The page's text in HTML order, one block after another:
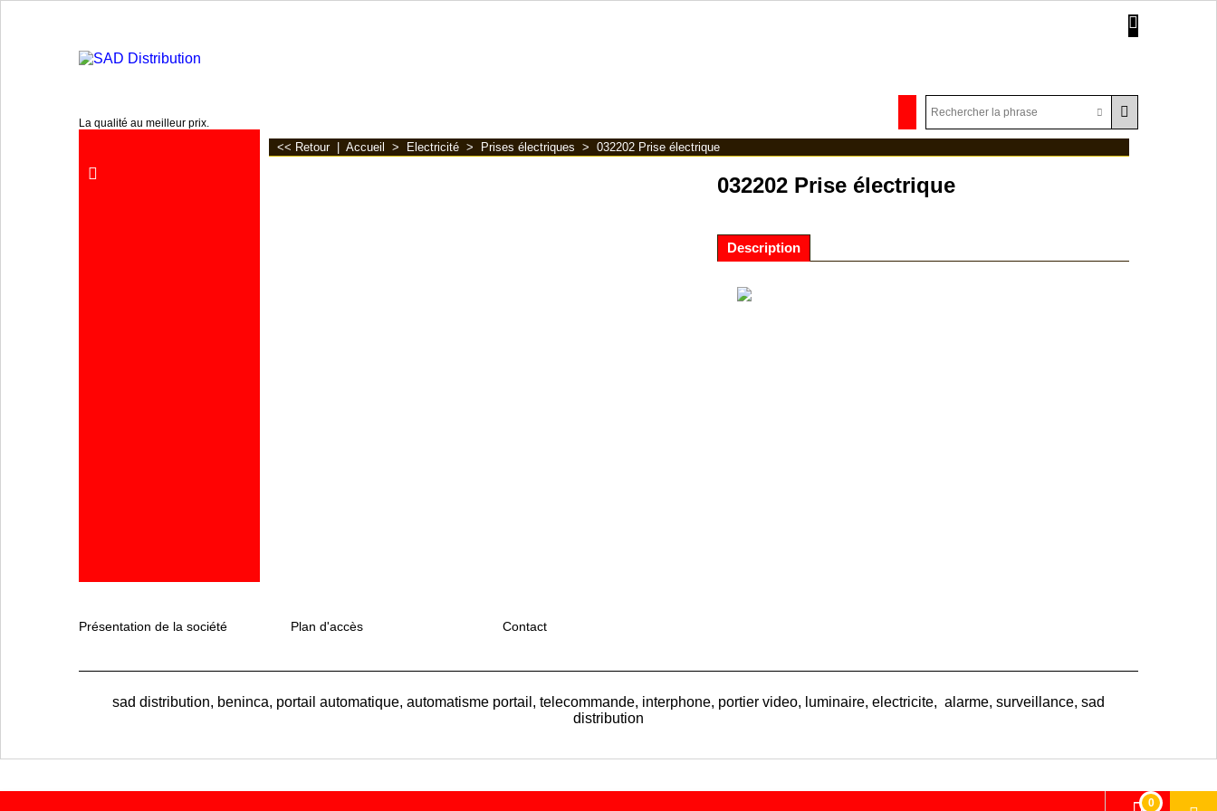
La qualité au meilleur prix.
<< Retour Accueil > Electricité > Prises électriques > 032202 Prise électrique
032202 Prise électrique
Description
Présentation de la société Plan d'accès Contact
sad distribution, beninca, portail automatique, automatisme portail, telecommande, interphone, portier video, luminaire, electricite, alarme, surveillance, sad
distribution
0